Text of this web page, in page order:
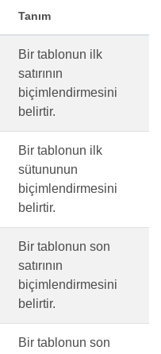
Tanım
Bir tablonun ilk
satırının
biçimlendirmesini
belirtir.
Bir tablonun ilk
sütununun
biçimlendirmesini
belirtir.
Bir tablonun son
satırının
biçimlendirmesini
belirtir.
Bir tablonun son